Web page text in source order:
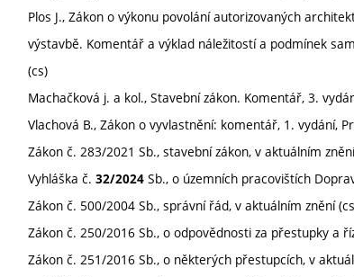
Plos J., Zákon o výkonu povolání autorizovaných
výstavbě. Komentář a výklad náležitostí a podmínek
(cs)
Machačková j. a kol., Stavební zákon. Komentář, 3.
Vlachová B., Zákon o vyvlastnění: komentář, 1. vydání,
Zákon č. 283/2021 Sb., stavební zákon, v aktuálním
Vyhláška č. 32/2024 Sb., o územních pracovištích
Zákon č. 500/2004 Sb., správní řád, v aktuálním znění
Zákon č. 250/2016 Sb., o odpovědnosti za přestupky a
Zákon č. 251/2016 Sb., o některých přestupcích, v